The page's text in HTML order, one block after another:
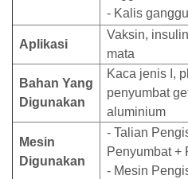
- Kalis
Aplikasi
Vaksin,
mata
Bahan Yang
Digunakan
Kaca jenis I,
penyumbat
aluminium
Mesin
Digunakan
- Talian
Penyumbat +
- Mesin